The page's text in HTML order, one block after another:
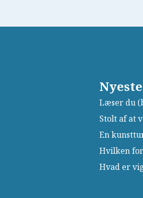
Læser du
Stolt af at
En
Hvilken
Hvad er